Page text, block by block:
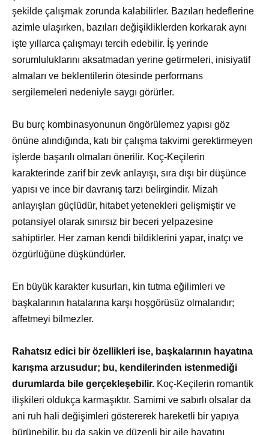
şekilde çalışmak zorunda kalabilirler. Bazıları hedeflerine
azimle ulaşırken, bazıları değişikliklerden korkarak aynı
işte yıllarca çalışmayı tercih edebilir. İş yerinde
sorumluluklarını aksatmadan yerine getirmeleri, inisiyatif
almaları ve beklentilerin ötesinde performans
sergilemeleri nedeniyle saygı görürler.
Bu burç kombinasyonunun öngörülemez yapısı göz
önüne alındığında, katı bir çalışma takvimi gerektirmeyen
işlerde başarılı olmaları önerilir. Koç-Keçilerin
karakterinde zarif bir zevk anlayışı, sıra dışı bir düşünce
yapısı ve ince bir davranış tarzı belirgindir. Mizah
anlayışları güçlüdür, hitabet yetenekleri gelişmiştir ve
potansiyel olarak sınırsız bir beceri yelpazesine
sahiptirler. Her zaman kendi bildiklerini yapar, inatçı ve
özgürlüğüne düşkündürler.
En büyük karakter kusurları, kin tutma eğilimleri ve
başkalarının hatalarına karşı hoşgörüsüz olmalarıdır;
affetmeyi bilmezler.
Rahatsız edici bir özellikleri ise, başkalarının hayatına
karışma arzusudur; bu, kendilerinden istenmediği
durumlarda bile gerçekleşebilir. Koç-Keçilerin romantik
ilişkileri oldukça karmaşıktır. Samimi ve sabırlı olsalar da
ani ruh hali değişimleri göstererek hareketli bir yapıya
bürünebilir, bu da sakin ve düzenli bir aile hayatını